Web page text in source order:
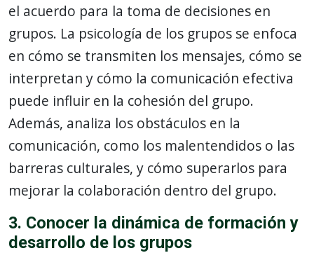
el acuerdo para la toma de decisiones en
grupos. La psicología de los grupos se enfoca
en cómo se transmiten los mensajes, cómo se
interpretan y cómo la comunicación efectiva
puede influir en la cohesión del grupo.
Además, analiza los obstáculos en la
comunicación, como los malentendidos o las
barreras culturales, y cómo superarlos para
mejorar la colaboración dentro del grupo.
3. Conocer la dinámica de formación y
desarrollo de los grupos